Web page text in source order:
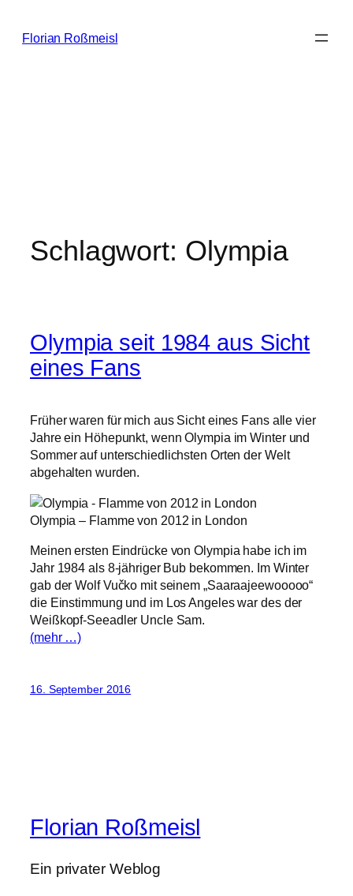
Inhalt
Florian Roßmeisl
Schlagwort: Olympia
Olympia seit 1984 aus Sicht
eines Fans
Früher waren für mich aus Sicht eines Fans alle vier
Jahre ein Höhepunkt, wenn Olympia im Winter und
Sommer auf unterschiedlichsten Orten der Welt
abgehalten wurden.
Olympia – Flamme von 2012 in London
Meinen ersten Eindrücke von Olympia habe ich im
Jahr 1984 als 8-jähriger Bub bekommen. Im Winter
gab der Wolf Vučko mit seinem „Saaraajeewooooo“
die Einstimmung und im Los Angeles war des der
Weißkopf-Seeadler Uncle Sam.
(mehr …)
16. September 2016
Florian Roßmeisl
Ein privater Weblog